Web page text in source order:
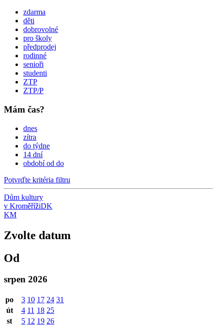
zdarma
děti
dobrovolné
pro školy
předprodej
rodinné
senioři
studenti
ZTP
ZTP/P
Mám čas?
dnes
zítra
do týdne
14 dní
období od do
Potvrďte kritéria filtru
Dům kultury
v KroměřížiDK
KM
Zvolte datum
Od
srpen 2026
po 3 10 17 24 31
út
4 11 18 25
st
5 12 19 26